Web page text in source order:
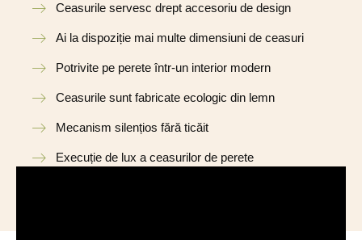
Ceasurile servesc drept accesoriu de design
Ai la dispoziție mai multe dimensiuni de ceasuri
Potrivite pe perete într-un interior modern
Ceasurile sunt fabricate ecologic din lemn
Mecanism silențios fără ticăit
Execuție de lux a ceasurilor de perete